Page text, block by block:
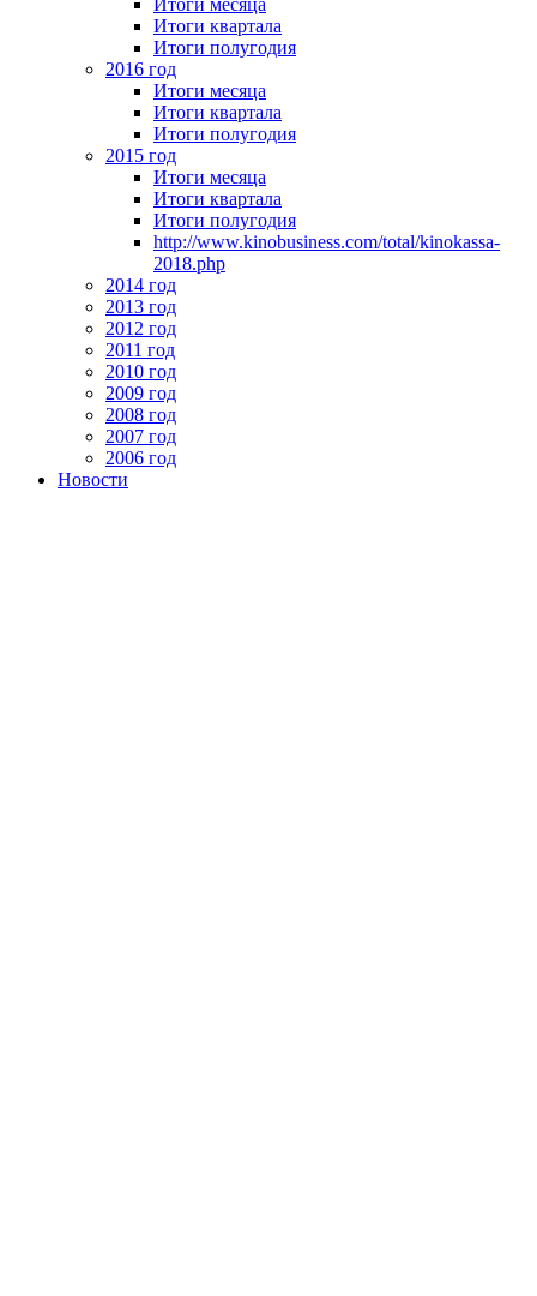
Итоги месяца
Итоги квартала
Итоги полугодия
2016 год
Итоги месяца
Итоги квартала
Итоги полугодия
2015 год
Итоги месяца
Итоги квартала
Итоги полугодия
http://www.kinobusiness.com/total/kinokassa-
2018.php
2014 год
2013 год
2012 год
2011 год
2010 год
2009 год
2008 год
2007 год
2006 год
Новости